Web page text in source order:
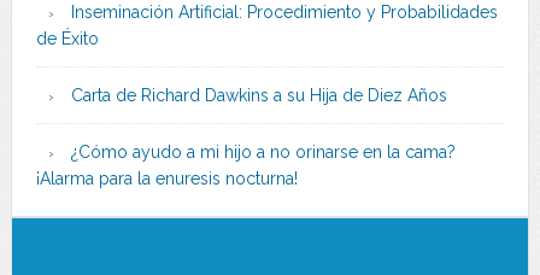
Inseminación Artificial: Procedimiento y Probabilidades
de Éxito
Carta de Richard Dawkins a su Hija de Diez Años
¿Cómo ayudo a mi hijo a no orinarse en la cama?
¡Alarma para la enuresis nocturna!